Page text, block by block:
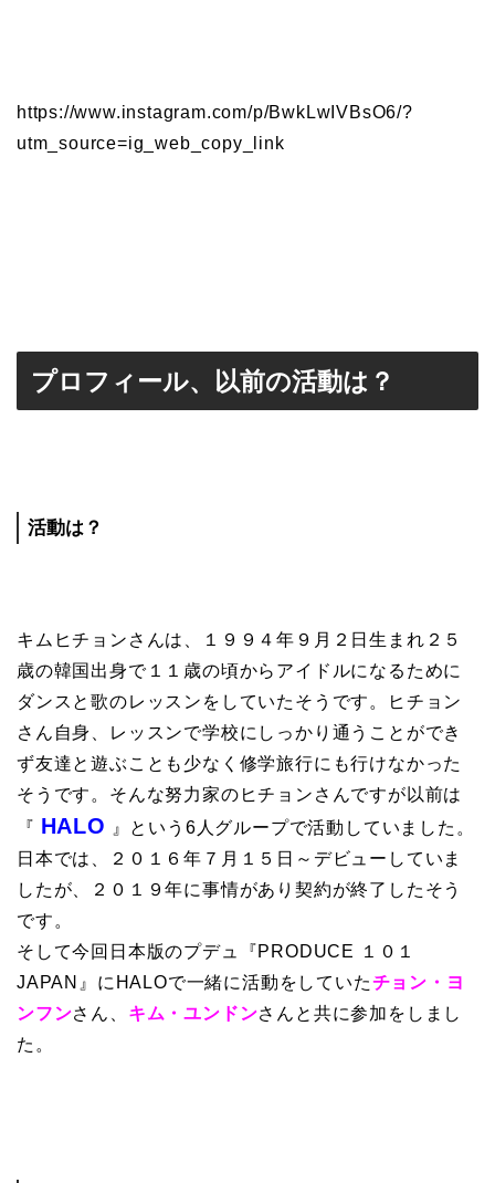
https://www.instagram.com/p/BwkLwIVBsO6/?
utm_source=ig_web_copy_link
プロフィール、以前の活動は？
活動は？
キムヒチョンさんは、１９９４年９月２日生まれ２５
歳の韓国出身で１１歳の頃からアイドルになるために
ダンスと歌のレッスンをしていたそうです。ヒチョン
さん自身、レッスンで学校にしっかり通うことができ
ず友達と遊ぶことも少なく修学旅行にも行けなかった
そうです。そんな努力家のヒチョンさんですが以前は
『 HALO
』という6人グループで活動していました。
日本では、２０１６年７月１５日～デビューしていま
したが、２０１９年に事情があり契約が終了したそう
です。
そして今回日本版のプデュ『PRODUCE １０１
JAPAN』にHALOで一緒に活動をしていたチョン・ヨ
ンフンさん、 キム・ユンドンさんと共に参加をしまし
た。